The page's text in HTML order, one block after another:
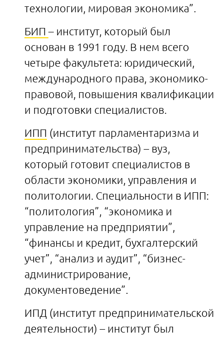
технологии, мировая экономика”.
БИП – институт, который был
основан в 1991 году. В нем всего
четыре факультета: юридический,
международного права, экономико-
правовой, повышения квалификации
и подготовки специалистов.
ИПП (институт парламентаризма и
предпринимательства) – вуз,
который готовит специалистов в
области экономики, управления и
политологии. Специальности в ИПП:
“политология”, “экономика и
управление на предприятии”,
“финансы и кредит, бухгалтерский
учет”, “анализ и аудит”, “бизнес-
администрирование,
документоведение”.
ИПД (институт предпринимательской
деятельности) – институт был